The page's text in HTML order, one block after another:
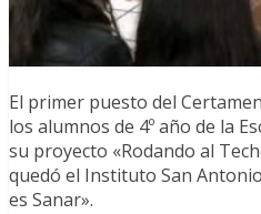
El primer puesto del
los alumnos de 4º año de la
su proyecto «Rodando al
quedó el Instituto San
es Sanar».